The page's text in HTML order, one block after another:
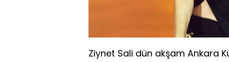
Ziynet Sali dün akşam Ankara